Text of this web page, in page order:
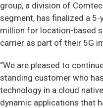
group, a division of
segment, has finalized a
million for location-based
carrier as part of their 5G
“We are pleased to
standing customer who
technology in a cloud
dynamic applications that